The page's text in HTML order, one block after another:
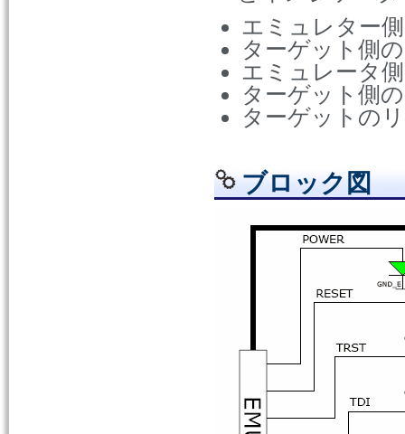
エミュレター
ターゲット側
エミュレータ
ターゲット側
ターゲットの
ブロック図